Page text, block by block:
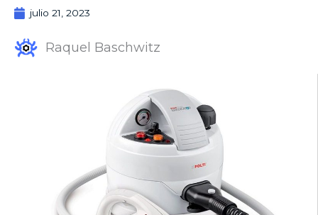
julio 21, 2023
Raquel Baschwitz